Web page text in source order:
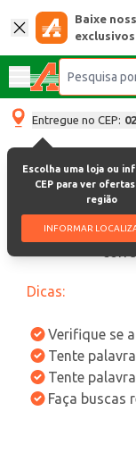
Baixe
exclusivos
Entregue no CEP:
Escolha uma loja ou
CEP para ver
região
INFORMAR
oops,
Dicas:
Verifique se
Tente
Tente
Faça buscas